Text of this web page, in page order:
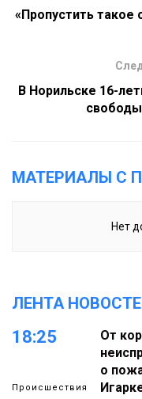
«Пропустить
В Норильске 16-
МАТЕРИАЛЫ С
Нет
ЛЕНТА
18:25
Происшествия
От
о